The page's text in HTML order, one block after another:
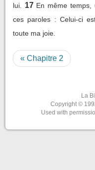
lui.
17 En même temps,
ces paroles : Celui-ci
toute ma joie.
« Chapitre 2
La
Copyright ©
Used with